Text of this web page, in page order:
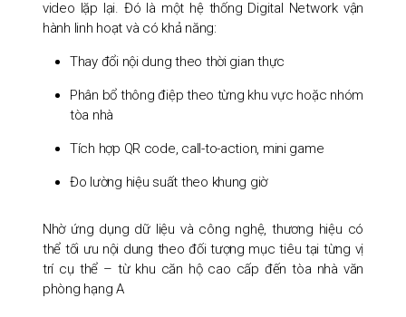
video lặp lại. Đó là một hệ thống Digital Network vận
hành linh hoạt và có khả năng:
Thay đổi nội dung theo thời gian thực
Phân bổ thông điệp theo từng khu vực hoặc nhóm
tòa nhà
Tích hợp QR code, call-to-action, mini game
Đo lường hiệu suất theo khung giờ
Nhờ ứng dụng dữ liệu và công nghệ, thương hiệu có
thể tối ưu nội dung theo đối tượng mục tiêu tại từng vị
trí cụ thể – từ khu căn hộ cao cấp đến tòa nhà văn
phòng hạng A